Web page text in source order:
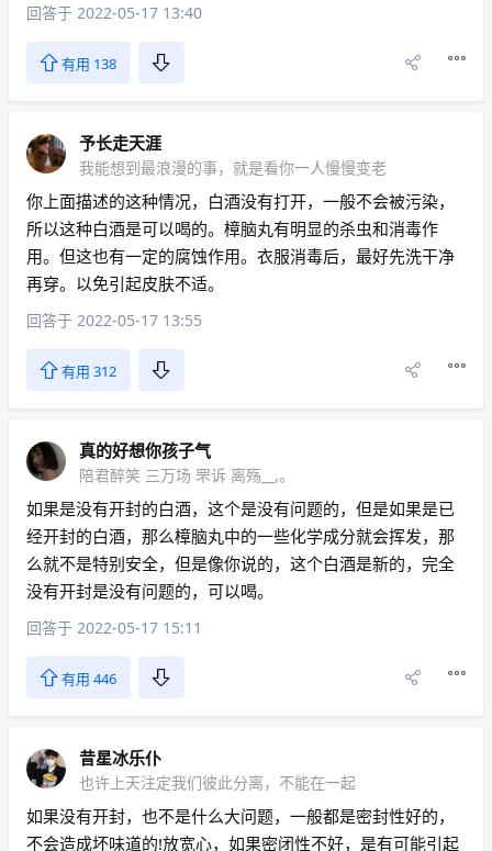
回答于 2022-05-17 13:40
有用 138
予长走天涯
我能想到最浪漫的事，就是看你一人慢慢变老
你上面描述的这种情况，白酒没有打开，一般不会被污染，
所以这种白酒是可以喝的。樟脑丸有明显的杀虫和消毒作
用。但这也有一定的腐蚀作用。衣服消毒后，最好先洗干净
再穿。以免引起皮肤不适。
回答于 2022-05-17 13:55
有用 312
真的好想你孩子气
陪君醉笑 三万场 罘诉 离殇__,。
如果是没有开封的白酒，这个是没有问题的，但是如果是已
经开封的白酒，那么樟脑丸中的一些化学成分就会挥发，那
么就不是特别安全，但是像你说的，这个白酒是新的，完全
没有开封是没有问题的，可以喝。
回答于 2022-05-17 15:11
有用 446
昔星冰乐仆
也许上天注定我们彼此分离，不能在一起
如果没有开封，也不是什么大问题，一般都是密封性好的，
不会造成坏味道的!放宽心，如果密闭性不好，是有可能引起